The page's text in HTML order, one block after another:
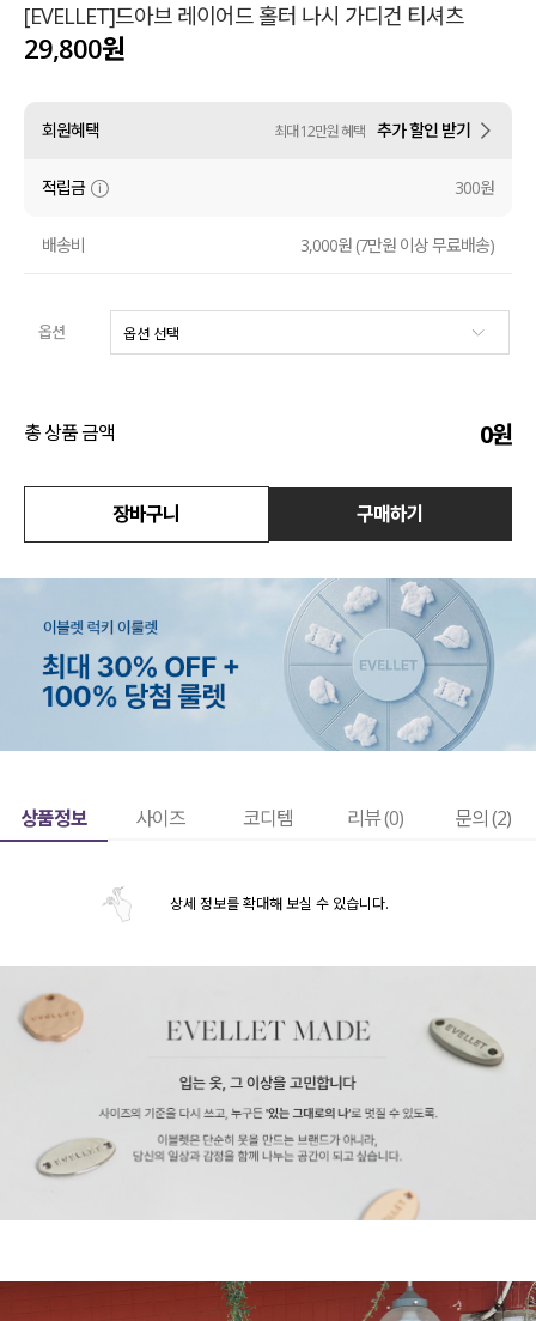
티셔츠
셔츠
원피스
니트
언더웨어
[EVELLET]드아브 레이어드 홀터 나시 가디건 티셔츠
29,800원
회원혜택 최대 12만원 혜택 추가 할인 받기
적립금 300원
배송비 3,000원 (7만원 이상 무료배송)
옵션
총 상품 금액 0원
장바구니 구매하기
상품정보 사이즈 코디템 리뷰 (0) 문의 (2)
상세 정보를 확대해 보실 수 있습니다.